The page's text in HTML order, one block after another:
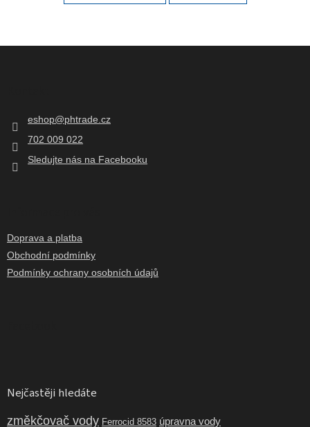
eshop@phtrade.cz
702 009 022
Sledujte nás na Facebooku
Doprava a platba
Obchodní podmínky
Podmínky ochrany osobních údajů
Nejčastěji hledáte
změkčovač vody Ferrocid 8583 úpravna vody